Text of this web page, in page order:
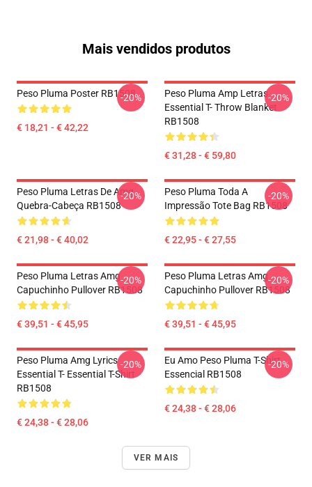
Mais vendidos produtos
Peso Pluma Poster RB1508
€ 18,21 - € 42,22
-20%
Peso Pluma Amp Letras
Essential T- Throw Blanket
RB1508
€ 31,28 - € 59,80
-20%
Peso Pluma Letras De Amg
Quebra-Cabeça RB1508
€ 21,98 - € 40,02
-20%
Peso Pluma Toda A
Impressão Tote Bag RB1508
€ 22,95 - € 27,55
-20%
Peso Pluma Letras Amg
Capuchinho Pullover RB1508
€ 39,51 - € 45,95
-20%
Peso Pluma Letras Amg
Capuchinho Pullover RB1508
€ 39,51 - € 45,95
-20%
Peso Pluma Amg Lyrics
Essential T- Essential T-Shirt
RB1508
€ 24,38 - € 28,06
-20%
Eu Amo Peso Pluma T-Shirt
Essencial RB1508
€ 24,38 - € 28,06
-20%
VER MAIS